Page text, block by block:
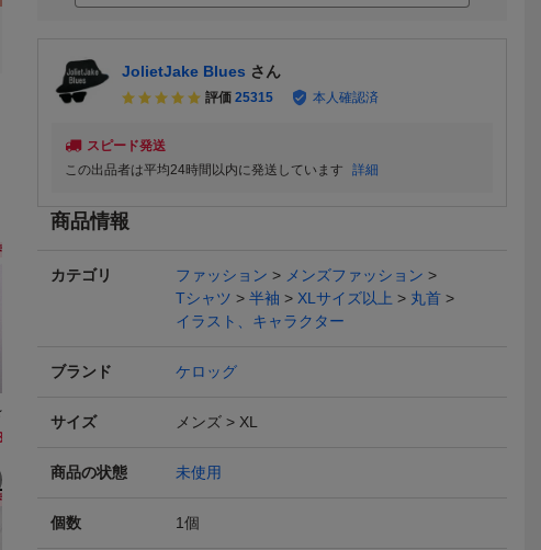
ロッグ kelloggs
ツ : SIZE=LL
即決■★ケロッグ kelloggs
★■Tシャツ：SIZE=L
JolietJake Blues さん
評価 25315 本人確認済
スピード発送
この出品者は平均24時間以内に発送しています
詳細
商品情報
カテゴリ ファッション
メンズファッション
Tシャツ
半袖 XLサイズ以上
丸首
イラスト、キャラクター
ブランド ケロッグ
サイズ メンズ XL
商品の状態 未使用
個数 1個